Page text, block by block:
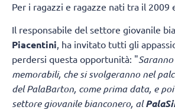
Per i ragazzi e ragazze nati tra il 2009
Il responsabile del settore giovanile
Piacentini , ha invitato tutti gli
perdersi questa opportunità: "
memorabili, che si svolgeranno nel
del PalaBarton, come prima data, e
settore giovanile bianconero, al